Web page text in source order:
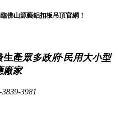
佛山源藝鋁扣板吊頂官網！
生產眾多政府·民用大小型
廠家
3839-3981